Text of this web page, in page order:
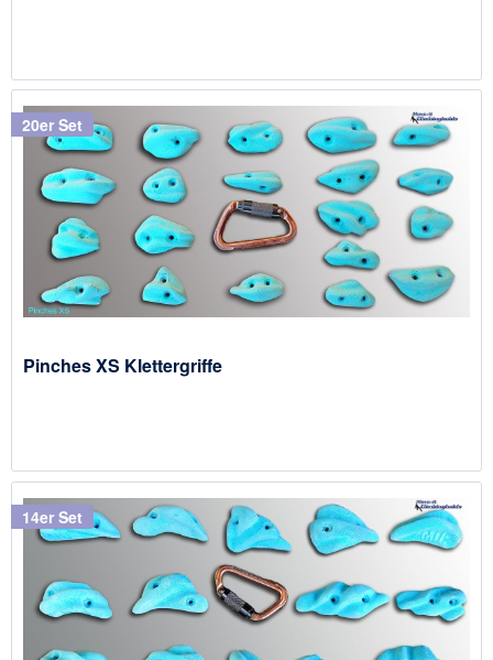
20er Set
Pinches XS Klettergriffe
14er Set